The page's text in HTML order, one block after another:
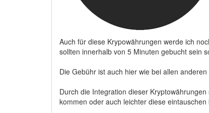
Auch für diese Krypowährungen werde ich
sollten innerhalb von 5 Minuten gebucht sein
Die Gebühr ist auch hier wie bei allen
Durch die Integration dieser
kommen oder auch leichter diese